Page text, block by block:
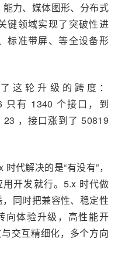
力、媒体图形、分布式
键领域实现了突破性进
标准带屏、等全设备形
这轮升级的跨度：
只有 1340 个接口， 到
23 ，接口涨到了 50819
时代解决的是“有没有”，
开发就行。5.x 时代做
，同时把兼容性、稳定性
向体验升级 ， 高性能开
交互精细化，多个方向